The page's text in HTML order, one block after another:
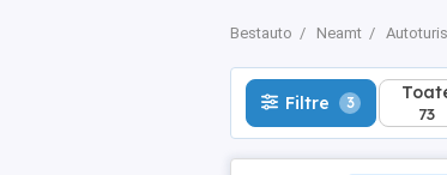
Bestauto Neamt
Filtre 3
73